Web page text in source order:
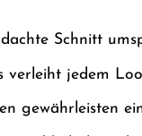
Schnitt
verleiht jedem
gewährleisten